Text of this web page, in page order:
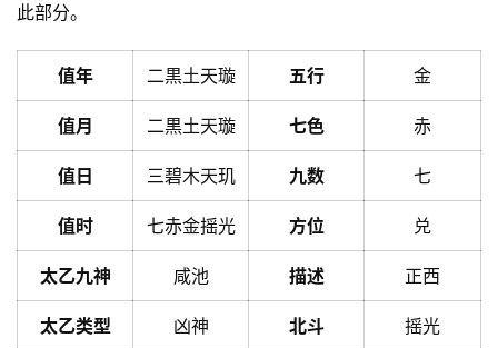
此部分。
值年 二黒土天璇 五行 金
值月 二黒土天璇 七色 赤
值日 三碧木天玑 九数 七
值时 七赤金摇光 方位 兑
太乙九神 咸池 描述 正西
太乙类型 凶神 北斗 摇光